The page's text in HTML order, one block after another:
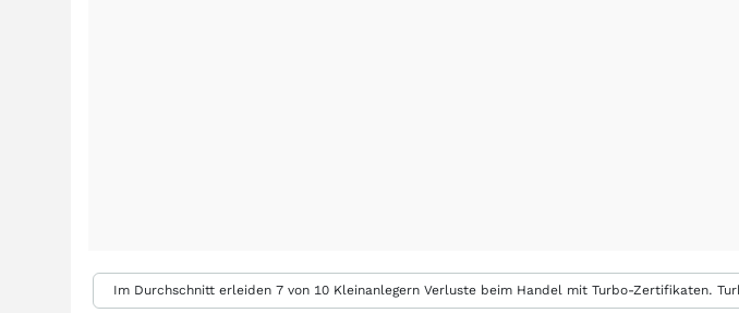
Im Durchschnitt erleiden 7 von 10 Kleinanlegern Verluste beim Handel mit Turbo-Zertifikaten.